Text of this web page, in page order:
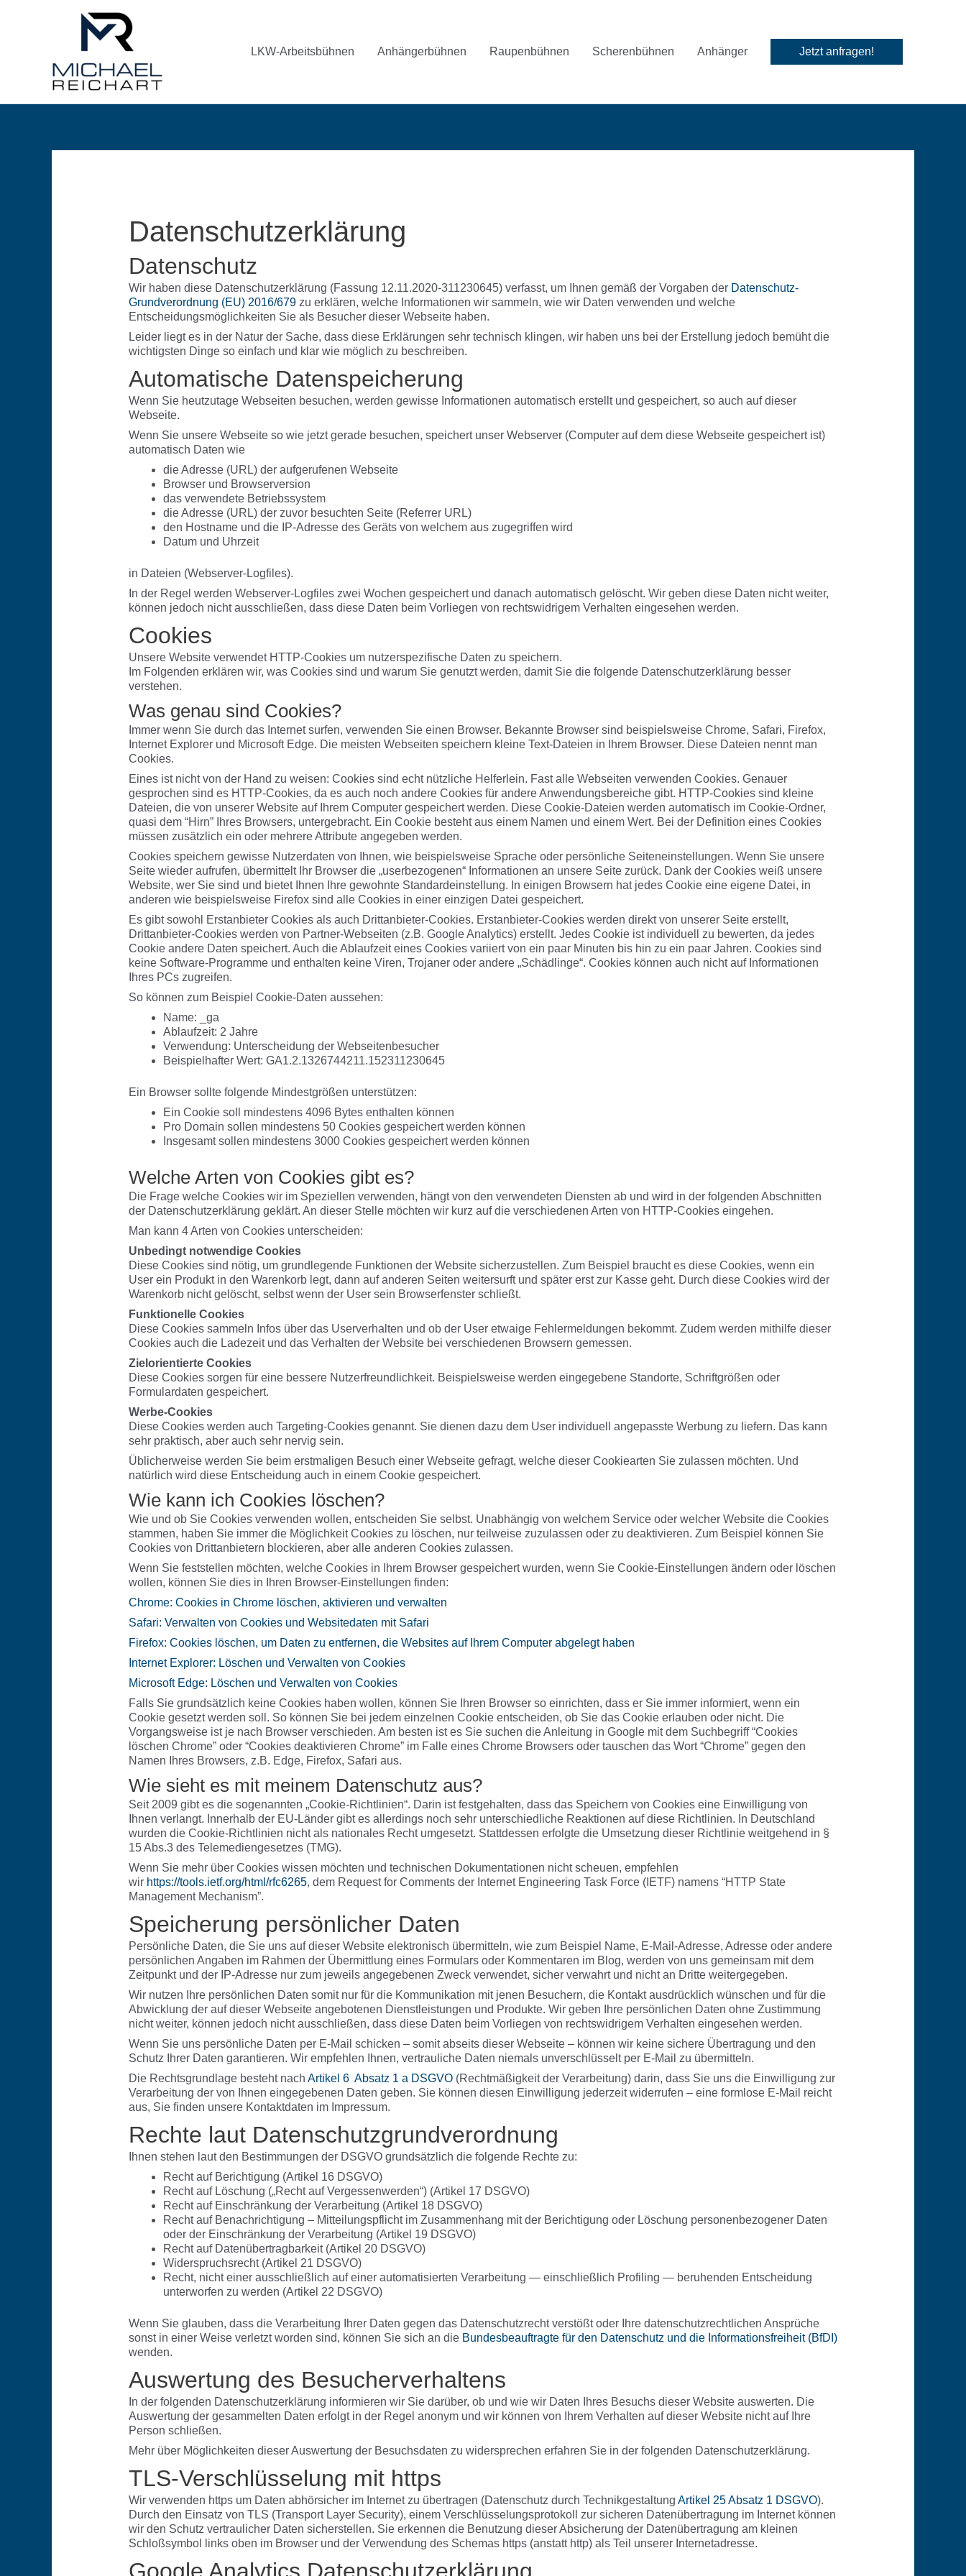
LKW-Arbeitsbühnen
Anhängerbühnen Raupenbühnen Scherenbühnen Anhänger Jetzt anfragen!
Datenschutzerklärung
Datenschutz
Wir haben diese Datenschutzerklärung (Fassung 12.11.2020-311230645) verfasst, um Ihnen gemäß der Vorgaben der Datenschutz-
Grundverordnung (EU) 2016/679zu erklären, welche Informationen wir sammeln, wie wir Daten verwenden und welche
Entscheidungsmöglichkeiten Sie als Besucher dieser Webseite haben.
Leider liegt es in der Natur der Sache, dass diese Erklärungen sehr technisch klingen, wir haben uns bei der Erstellung jedoch bemüht die
wichtigsten Dinge so einfach und klar wie möglich zu beschreiben.
Automatische Datenspeicherung
Wenn Sie heutzutage Webseiten besuchen, werden gewisse Informationen automatisch erstellt und gespeichert, so auch auf dieser
Webseite.
Wenn Sie unsere Webseite so wie jetzt gerade besuchen, speichert unser Webserver (Computer auf dem diese Webseite gespeichert ist)
automatisch Daten wie
die Adresse (URL) der aufgerufenen Webseite
Browser und Browserversion
das verwendete Betriebssystem
die Adresse (URL) der zuvor besuchten Seite (Referrer URL)
den Hostname und die IP-Adresse des Geräts von welchem aus zugegriffen wird
Datum und Uhrzeit
in Dateien (Webserver-Logfiles).
In der Regel werden Webserver-Logfiles zwei Wochen gespeichert und danach automatisch gelöscht. Wir geben diese Daten nicht weiter,
können jedoch nicht ausschließen, dass diese Daten beim Vorliegen von rechtswidrigem Verhalten eingesehen werden.
Cookies
Unsere Website verwendet HTTP-Cookies um nutzerspezifische Daten zu speichern.
Im Folgenden erklären wir, was Cookies sind und warum Sie genutzt werden, damit Sie die folgende Datenschutzerklärung besser
verstehen.
Was genau sind Cookies?
Immer wenn Sie durch das Internet surfen, verwenden Sie einen Browser. Bekannte Browser sind beispielsweise Chrome, Safari, Firefox,
Internet Explorer und Microsoft Edge. Die meisten Webseiten speichern kleine Text-Dateien in Ihrem Browser. Diese Dateien nennt man
Cookies.
Eines ist nicht von der Hand zu weisen: Cookies sind echt nützliche Helferlein. Fast alle Webseiten verwenden Cookies. Genauer
gesprochen sind es HTTP-Cookies, da es auch noch andere Cookies für andere Anwendungsbereiche gibt. HTTP-Cookies sind kleine
Dateien, die von unserer Website auf Ihrem Computer gespeichert werden. Diese Cookie-Dateien werden automatisch im Cookie-Ordner,
quasi dem “Hirn” Ihres Browsers, untergebracht. Ein Cookie besteht aus einem Namen und einem Wert. Bei der Definition eines Cookies
müssen zusätzlich ein oder mehrere Attribute angegeben werden.
Cookies speichern gewisse Nutzerdaten von Ihnen, wie beispielsweise Sprache oder persönliche Seiteneinstellungen. Wenn Sie unsere
Seite wieder aufrufen, übermittelt Ihr Browser die „userbezogenen“ Informationen an unsere Seite zurück. Dank der Cookies weiß unsere
Website, wer Sie sind und bietet Ihnen Ihre gewohnte Standardeinstellung. In einigen Browsern hat jedes Cookie eine eigene Datei, in
anderen wie beispielsweise Firefox sind alle Cookies in einer einzigen Datei gespeichert.
Es gibt sowohl Erstanbieter Cookies als auch Drittanbieter-Cookies. Erstanbieter-Cookies werden direkt von unserer Seite erstellt,
Drittanbieter-Cookies werden von Partner-Webseiten (z.B. Google Analytics) erstellt. Jedes Cookie ist individuell zu bewerten, da jedes
Cookie andere Daten speichert. Auch die Ablaufzeit eines Cookies variiert von ein paar Minuten bis hin zu ein paar Jahren. Cookies sind
keine Software-Programme und enthalten keine Viren, Trojaner oder andere „Schädlinge“. Cookies können auch nicht auf Informationen
Ihres PCs zugreifen.
So können zum Beispiel Cookie-Daten aussehen:
Name: _ga
Ablaufzeit: 2 Jahre
Verwendung: Unterscheidung der Webseitenbesucher
Beispielhafter Wert: GA1.2.1326744211.152311230645
Ein Browser sollte folgende Mindestgrößen unterstützen:
Ein Cookie soll mindestens 4096 Bytes enthalten können
Pro Domain sollen mindestens 50 Cookies gespeichert werden können
Insgesamt sollen mindestens 3000 Cookies gespeichert werden können
Welche Arten von Cookies gibt es?
Die Frage welche Cookies wir im Speziellen verwenden, hängt von den verwendeten Diensten ab und wird in der folgenden Abschnitten
der Datenschutzerklärung geklärt. An dieser Stelle möchten wir kurz auf die verschiedenen Arten von HTTP-Cookies eingehen.
Man kann 4 Arten von Cookies unterscheiden:
Unbedingt notwendige Cookies
Diese Cookies sind nötig, um grundlegende Funktionen der Website sicherzustellen. Zum Beispiel braucht es diese Cookies, wenn ein
User ein Produkt in den Warenkorb legt, dann auf anderen Seiten weitersurft und später erst zur Kasse geht. Durch diese Cookies wird der
Warenkorb nicht gelöscht, selbst wenn der User sein Browserfenster schließt.
Funktionelle Cookies
Diese Cookies sammeln Infos über das Userverhalten und ob der User etwaige Fehlermeldungen bekommt. Zudem werden mithilfe dieser
Cookies auch die Ladezeit und das Verhalten der Website bei verschiedenen Browsern gemessen.
Zielorientierte Cookies
Diese Cookies sorgen für eine bessere Nutzerfreundlichkeit. Beispielsweise werden eingegebene Standorte, Schriftgrößen oder
Formulardaten gespeichert.
Werbe-Cookies
Diese Cookies werden auch Targeting-Cookies genannt. Sie dienen dazu dem User individuell angepasste Werbung zu liefern. Das kann
sehr praktisch, aber auch sehr nervig sein.
Üblicherweise werden Sie beim erstmaligen Besuch einer Webseite gefragt, welche dieser Cookiearten Sie zulassen möchten. Und
natürlich wird diese Entscheidung auch in einem Cookie gespeichert.
Wie kann ich Cookies löschen?
Wie und ob Sie Cookies verwenden wollen, entscheiden Sie selbst. Unabhängig von welchem Service oder welcher Website die Cookies
stammen, haben Sie immer die Möglichkeit Cookies zu löschen, nur teilweise zuzulassen oder zu deaktivieren. Zum Beispiel können Sie
Cookies von Drittanbietern blockieren, aber alle anderen Cookies zulassen.
Wenn Sie feststellen möchten, welche Cookies in Ihrem Browser gespeichert wurden, wenn Sie Cookie-Einstellungen ändern oder löschen
wollen, können Sie dies in Ihren Browser-Einstellungen finden:
Chrome: Cookies in Chrome löschen, aktivieren und verwalten
Safari: Verwalten von Cookies und Websitedaten mit Safari
Firefox: Cookies löschen, um Daten zu entfernen, die Websites auf Ihrem Computer abgelegt haben
Internet Explorer: Löschen und Verwalten von Cookies
Microsoft Edge: Löschen und Verwalten von Cookies
Falls Sie grundsätzlich keine Cookies haben wollen, können Sie Ihren Browser so einrichten, dass er Sie immer informiert, wenn ein
Cookie gesetzt werden soll. So können Sie bei jedem einzelnen Cookie entscheiden, ob Sie das Cookie erlauben oder nicht. Die
Vorgangsweise ist je nach Browser verschieden. Am besten ist es Sie suchen die Anleitung in Google mit dem Suchbegriff “Cookies
löschen Chrome” oder “Cookies deaktivieren Chrome” im Falle eines Chrome Browsers oder tauschen das Wort “Chrome” gegen den
Namen Ihres Browsers, z.B. Edge, Firefox, Safari aus.
Wie sieht es mit meinem Datenschutz aus?
Seit 2009 gibt es die sogenannten „Cookie-Richtlinien“. Darin ist festgehalten, dass das Speichern von Cookies eine Einwilligung von
Ihnen verlangt. Innerhalb der EU-Länder gibt es allerdings noch sehr unterschiedliche Reaktionen auf diese Richtlinien. In Deutschland
wurden die Cookie-Richtlinien nicht als nationales Recht umgesetzt. Stattdessen erfolgte die Umsetzung dieser Richtlinie weitgehend in §
15 Abs.3 des Telemediengesetzes (TMG).
Wenn Sie mehr über Cookies wissen möchten und technischen Dokumentationen nicht scheuen, empfehlen
wir https://tools.ietf.org/html/rfc6265, dem Request for Comments der Internet Engineering Task Force (IETF) namens “HTTP State
Management Mechanism”.
Speicherung persönlicher Daten
Persönliche Daten, die Sie uns auf dieser Website elektronisch übermitteln, wie zum Beispiel Name, E-Mail-Adresse, Adresse oder andere
persönlichen Angaben im Rahmen der Übermittlung eines Formulars oder Kommentaren im Blog, werden von uns gemeinsam mit dem
Zeitpunkt und der IP-Adresse nur zum jeweils angegebenen Zweck verwendet, sicher verwahrt und nicht an Dritte weitergegeben.
Wir nutzen Ihre persönlichen Daten somit nur für die Kommunikation mit jenen Besuchern, die Kontakt ausdrücklich wünschen und für die
Abwicklung der auf dieser Webseite angebotenen Dienstleistungen und Produkte. Wir geben Ihre persönlichen Daten ohne Zustimmung
nicht weiter, können jedoch nicht ausschließen, dass diese Daten beim Vorliegen von rechtswidrigem Verhalten eingesehen werden.
Wenn Sie uns persönliche Daten per E-Mail schicken – somit abseits dieser Webseite – können wir keine sichere Übertragung und den
Schutz Ihrer Daten garantieren. Wir empfehlen Ihnen, vertrauliche Daten niemals unverschlüsselt per E-Mail zu übermitteln.
Die Rechtsgrundlage besteht nach Artikel 6 Absatz 1 a DSGVO(Rechtmäßigkeit der Verarbeitung) darin, dass Sie uns die Einwilligung zur
Verarbeitung der von Ihnen eingegebenen Daten geben. Sie können diesen Einwilligung jederzeit widerrufen – eine formlose E-Mail reicht
aus, Sie finden unsere Kontaktdaten im Impressum.
Rechte laut Datenschutzgrundverordnung
Ihnen stehen laut den Bestimmungen der DSGVO grundsätzlich die folgende Rechte zu:
Recht auf Berichtigung (Artikel 16 DSGVO)
Recht auf Löschung („Recht auf Vergessenwerden“) (Artikel 17 DSGVO)
Recht auf Einschränkung der Verarbeitung (Artikel 18 DSGVO)
Recht auf Benachrichtigung – Mitteilungspflicht im Zusammenhang mit der Berichtigung oder Löschung personenbezogener Daten
oder der Einschränkung der Verarbeitung (Artikel 19 DSGVO)
Recht auf Datenübertragbarkeit (Artikel 20 DSGVO)
Widerspruchsrecht (Artikel 21 DSGVO)
Recht, nicht einer ausschließlich auf einer automatisierten Verarbeitung — einschließlich Profiling — beruhenden Entscheidung
unterworfen zu werden (Artikel 22 DSGVO)
Wenn Sie glauben, dass die Verarbeitung Ihrer Daten gegen das Datenschutzrecht verstößt oder Ihre datenschutzrechtlichen Ansprüche
sonst in einer Weise verletzt worden sind, können Sie sich an die Bundesbeauftragte für den Datenschutz und die Informationsfreiheit (BfDI)
wenden.
Auswertung des Besucherverhaltens
In der folgenden Datenschutzerklärung informieren wir Sie darüber, ob und wie wir Daten Ihres Besuchs dieser Website auswerten. Die
Auswertung der gesammelten Daten erfolgt in der Regel anonym und wir können von Ihrem Verhalten auf dieser Website nicht auf Ihre
Person schließen.
Mehr über Möglichkeiten dieser Auswertung der Besuchsdaten zu widersprechen erfahren Sie in der folgenden Datenschutzerklärung.
TLS-Verschlüsselung mit https
Wir verwenden https um Daten abhörsicher im Internet zu übertragen (Datenschutz durch Technikgestaltung Artikel 25 Absatz 1 DSGVO).
Durch den Einsatz von TLS (Transport Layer Security), einem Verschlüsselungsprotokoll zur sicheren Datenübertragung im Internet können
wir den Schutz vertraulicher Daten sicherstellen. Sie erkennen die Benutzung dieser Absicherung der Datenübertragung am kleinen
Schloßsymbol links oben im Browser und der Verwendung des Schemas https (anstatt http) als Teil unserer Internetadresse.